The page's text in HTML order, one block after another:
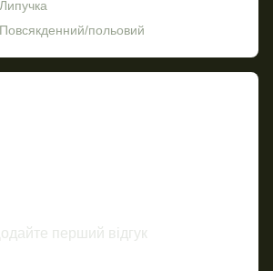
Липучка
Повсякденний/польовий
перший відгук